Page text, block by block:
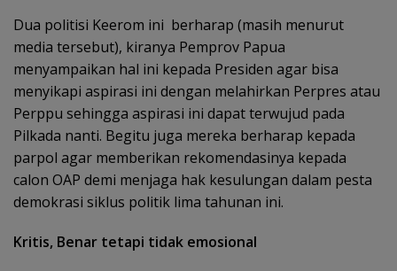
Dua politisi Keerom ini berharap (masih menurut
media tersebut), kiranya Pemprov Papua
menyampaikan hal ini kepada Presiden agar bisa
menyikapi aspirasi ini dengan melahirkan Perpres atau
Perppu sehingga aspirasi ini dapat terwujud pada
Pilkada nanti. Begitu juga mereka berharap kepada
parpol agar memberikan rekomendasinya kepada
calon OAP demi menjaga hak kesulungan dalam pesta
demokrasi siklus politik lima tahunan ini.
Kritis, Benar tetapi tidak emosional